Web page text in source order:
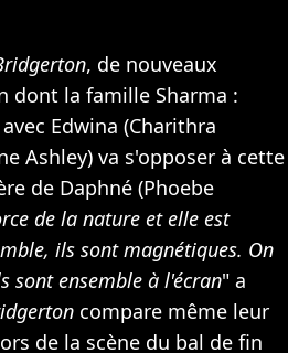
, de nouveaux
dont la famille Sharma :
Edwina (Charithra
Ashley) va s'opposer à cette
de Daphné (Phoebe
de la nature et elle est
ils sont magnétiques. On
sont ensemble à l'écran" a
compare même leur
de la scène du bal de fin